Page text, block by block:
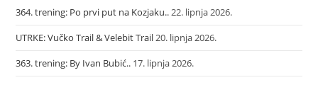
364. trening: Po prvi put na Kozjaku..22. lipnja 2026.
UTRKE: Vučko Trail & Velebit Trail20. lipnja 2026.
363. trening: By Ivan Bubić.. 17. lipnja 2026.